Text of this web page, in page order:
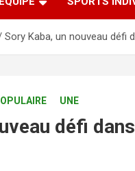
Sory Kaba, un nouveau défi
UNE
défi